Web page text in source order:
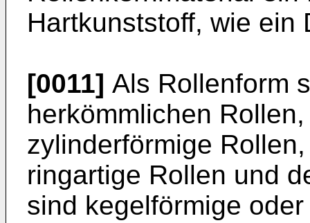
Hartkunststoff, wie ein
[0011] Als Rollenform
herkömmlichen
zylinderförmige
ringartige Rollen und
sind kegelförmige